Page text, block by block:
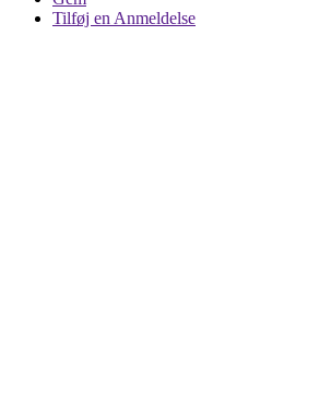
Tilføj en Anmeldelse